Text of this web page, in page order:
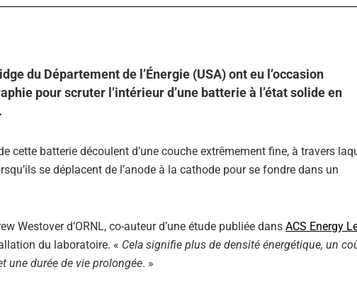
du Département de l’Énergie (USA) ont eu l’occasion
pour scruter l’intérieur d’une batterie à l’état solide en
cette batterie découlent d’une couche extrêmement fine, à travers
se déplacent de l’anode à la cathode pour se fondre dans un
Westover d’ORNL, co-auteur d’une étude publiée dans ACS Energy
du laboratoire. « Cela signifie plus de densité énergétique, un
une durée de vie prolongée. »